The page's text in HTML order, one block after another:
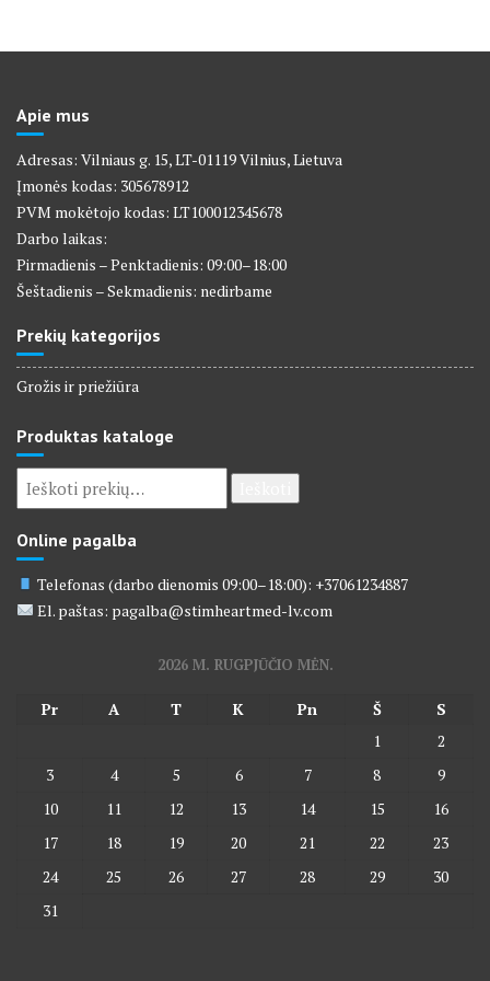
Apie mus
Adresas: Vilniaus g. 15, LT-01119 Vilnius, Lietuva
Įmonės kodas: 305678912
PVM mokėtojo kodas: LT100012345678
Darbo laikas:
Pirmadienis – Penktadienis: 09:00–18:00
Šeštadienis – Sekmadienis: nedirbame
Prekių kategorijos
Grožis ir priežiūra
Produktas kataloge
Ieškoti:
Online pagalba
Telefonas (darbo dienomis 09:00–18:00): +37061234887
El. paštas: pagalba@stimheartmed-lv.com
2026 M. RUGPJŪČIO MĖN.
Pr A T K Pn Š
S
1
2
3
4 5 6 7 8
9
10
11 12 13 14 15
16
17
18 19 20 21 22
23
24
25 26 27 28 29
30
31